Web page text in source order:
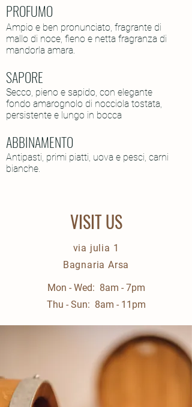
PROFUMO
Ampio e ben pronunciato, fragrante di
mallo di noce, fieno e netta fragranza di
mandorla amara.
SAPORE
Secco, pieno e sapido, con elegante
fondo amarognolo di nocciola tostata,
persistente e lungo in bocca
ABBINAMENTO
Antipasti, primi piatti, uova e pesci, carni
bianche.
VISIT US
via julia 1
Bagnaria Arsa
Mon - Wed: 8am - 7pm
Thu - Sun: 8am - 11pm